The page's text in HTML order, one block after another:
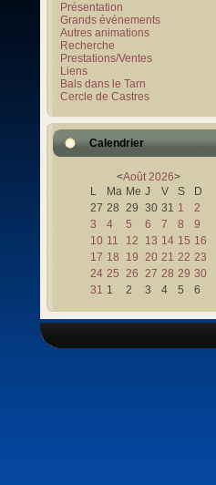
Présentation
Grands événements
Autres animations
Recherche
Prestations/Ventes
Liens
Bals dans le Tarn
Cercle de Castres
Calendrier
<Août 2026>
L
Ma Me J V S
D
27 28 29 30 31 1
2
3
4 5 6 7 8
9
10 11 12 13 14 15 16
17 18 19 20 21 22 23
24 25 26 27 28 29 30
31 1 2 3 4 5 6